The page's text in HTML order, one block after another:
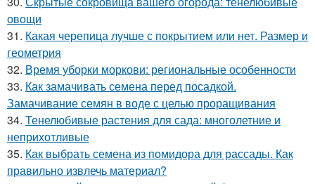
овощи
31. Какая черепица лучше с покрытием или нет. Размер и
геометрия
32. Время уборки моркови: региональные особенности
33. Как замачивать семена перед посадкой.
Замачивание семян в воде с целью проращивания
34. Тенелюбивые растения для сада: многолетние и
неприхотливые
35. Как выбрать семена из помидора для рассады. Как
правильно извлечь материал?